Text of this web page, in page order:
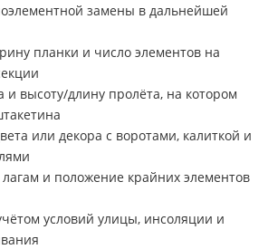
замены в дальнейшей
планки и число элементов на
и высоту/длину пролёта, на котором
или декора с воротами, калиткой и
и положение крайних элементов
условий улицы, инсоляции и